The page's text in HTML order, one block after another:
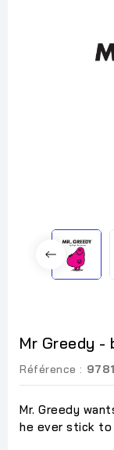
Mr Greedy -
Référence :
Mr. Greedy
he ever stick